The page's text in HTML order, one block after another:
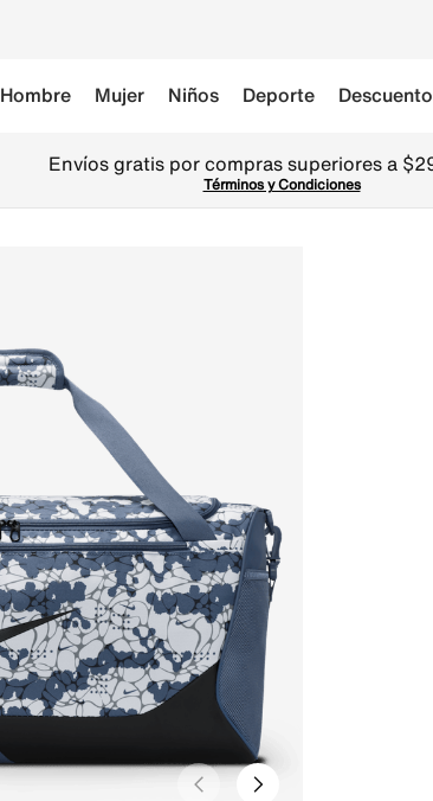
Hombre Mujer Niños Deporte
Envíos gratis por compras superiores a
Términos y Condiciones